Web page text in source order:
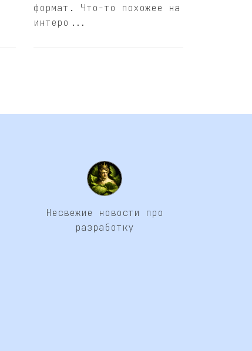
формат. Что-то похожее на
интеро...
Несвежие новости про
разработку